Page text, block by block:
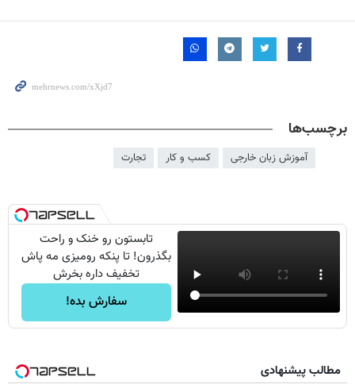
برچسب‌ها
آموزش زبان خارجی کسب و کار تجارت
تابستون رو خنک و راحت
بگذرون! تا پنکه رومیزی مه پاش
تخفیف داره بخرش
سفارش بده!
مطالب پیشنهادی